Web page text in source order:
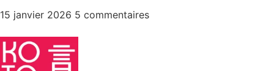
15 janvier 2026 5 commentaires